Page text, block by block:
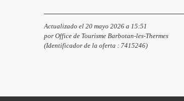
Actualizado el 20 mayo 2026 a 15:51
por Office de Tourisme Barbotan-les-Thermes
(Identificador de la oferta : 7415246)